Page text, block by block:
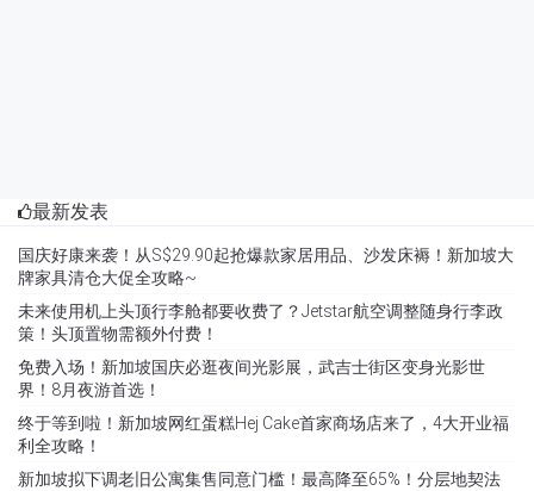
最新发表
国庆好康来袭！从S$29.90起抢爆款家居用品、沙发床褥！新加坡大
牌家具清仓大促全攻略~
未来使用机上头顶行李舱都要收费了？Jetstar航空调整随身行李政
策！头顶置物需额外付费！
免费入场！新加坡国庆必逛夜间光影展，武吉士街区变身光影世
界！8月夜游首选！
终于等到啦！新加坡网红蛋糕Hej Cake首家商场店来了，4大开业福
利全攻略！
新加坡拟下调老旧公寓集售同意门槛！最高降至65%！分层地契法